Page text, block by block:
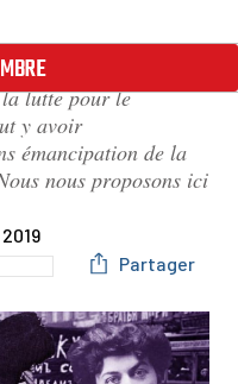
cet effet toute leur
nous le verrons, ces
sont toujours battues
lutte pour le
y avoir
émancipation de la
nous proposons ici
Partager